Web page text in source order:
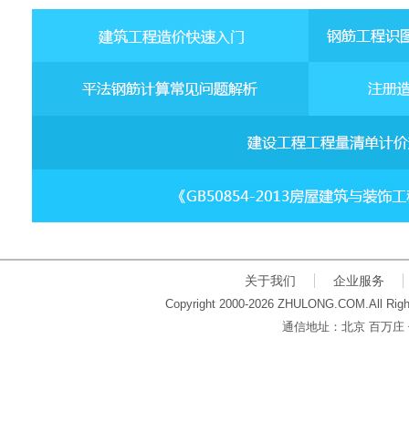
关于我们 企业服务
Copyright 2000-2026 ZHULONG.COM.All
通信地址：北京 百万